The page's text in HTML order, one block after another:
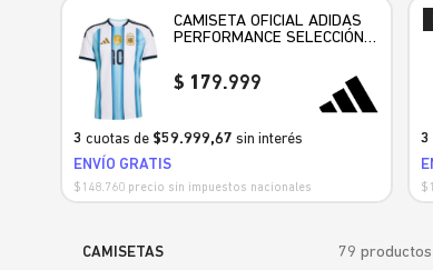
CAMISETA OFICIAL ADIDAS
PERFORMANCE SELECCIÓN
"MESSI" HOMBRE
179.999
3 cuotas de $59.999,67 sin interés
ENVÍO GRATIS
$148.760 precio sin impuestos nacionales
3
CAMISETAS 79 productos